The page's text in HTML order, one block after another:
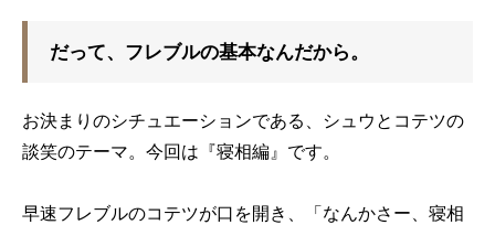
だって、フレブルの基本なんだから。
お決まりのシチュエーションである、シュウとコテツの
談笑のテーマ。今回は『寝相編』です。
早速フレブルのコテツが口を開き、「なんかさー、寝相